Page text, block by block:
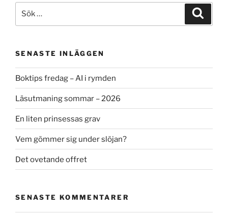
efter:
SENASTE INLÄGGEN
Boktips fredag – AI i rymden
Läsutmaning sommar – 2026
En liten prinsessas grav
Vem gömmer sig under slöjan?
Det ovetande offret
SENASTE KOMMENTARER